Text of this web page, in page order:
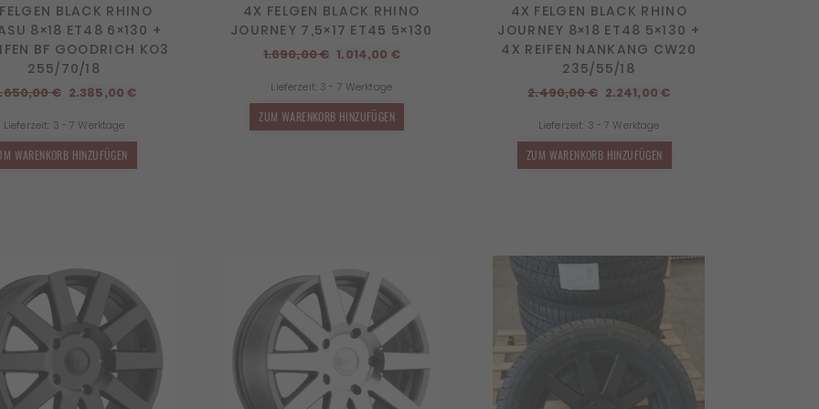
BLACK RHINO
8×18 ET48 6×130 +
BF GOODRICH KO3
255/70/18
€ Ursprünglicher
war:
2.650,00 €
2.385,00€Aktueller
Lieferzeit: 3 - 7 Werktage
WARENKORB HINZUFÜGEN
4X FELGEN BLACK RHINO
JOURNEY 7,5×17 ET45 5×130
1.690,00€ Ursprünglicher
war:
1.690,00 €
1.014,00 €Aktueller
Lieferzeit: 3 - 7 Werktage
ZUM WARENKORB HINZUFÜGEN
4X FELGEN BLACK RHINO
JOURNEY 8×18 ET48 5×130 +
4X REIFEN NANKANG CW20
235/55/18
2.490,00€ Ursprünglicher
war:
2.490,00 €
2.241,00€Aktueller
Lieferzeit: 3 - 7 Werktage
ZUM WARENKORB HINZUFÜGEN